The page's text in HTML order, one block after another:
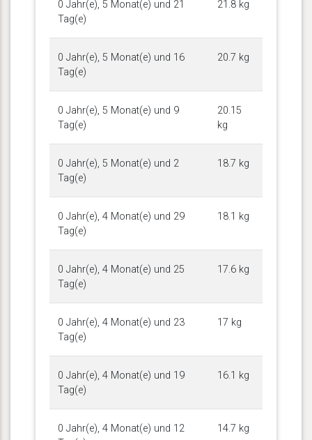
0 Jahr(e), 5 Monat(e) und 21
Tag(e)
21.8 kg
0 Jahr(e), 5 Monat(e) und 16
Tag(e)
20.7 kg
0 Jahr(e), 5 Monat(e) und 9
Tag(e)
20.15
kg
0 Jahr(e), 5 Monat(e) und 2
Tag(e)
18.7 kg
0 Jahr(e), 4 Monat(e) und 29
Tag(e)
18.1 kg
0 Jahr(e), 4 Monat(e) und 25
Tag(e)
17.6 kg
0 Jahr(e), 4 Monat(e) und 23
Tag(e)
17 kg
0 Jahr(e), 4 Monat(e) und 19
Tag(e)
16.1 kg
0 Jahr(e), 4 Monat(e) und 12
14.7 kg